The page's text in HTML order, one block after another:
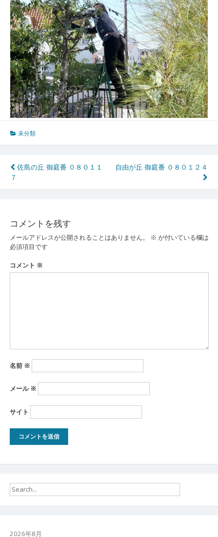
未分類
投
稿
ビ
ゲ
ー
シ
佐島の丘 御庭番 ０８０１１
７
自由が丘 御庭番 ０８０１２４
コメントを残す
メールアドレスが公開されることはありません。 ※ が付いている欄は
必須項目です
コメント ※
名前 ※
メール ※
サイト
2026年8月